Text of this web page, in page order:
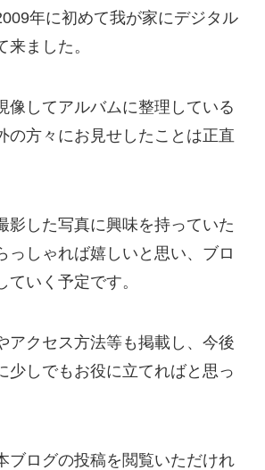
年に初めて我が家にデジタル
ました。
像してアルバムに整理している
の方々にお見せしたことは正直
影した写真に興味を持っていた
っしゃれば嬉しいと思い、ブロ
ていく予定です。
アクセス方法等も掲載し、今後
少しでもお役に立てればと思っ
ブログの投稿を閲覧いただけれ